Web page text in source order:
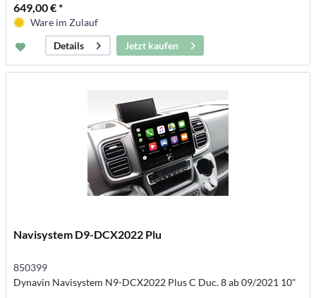
649,00 € *
Ware im Zulauf
Details
Jetzt kaufen
Navisystem D9-DCX2022 Plu
850399
Dynavin Navisystem N9-DCX2022 Plus C Duc. 8 ab 09/2021 10"